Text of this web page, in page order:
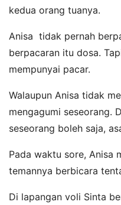
kedua orang tuanya.
Anisa tidak pernah
berpacaran itu dosa.
mempunyai pacar.
Walaupun Anisa tidak
mengagumi seseorang.
seseorang boleh saja,
Pada waktu sore, Anisa
temannya berbicara
Di lapangan voli Sinta